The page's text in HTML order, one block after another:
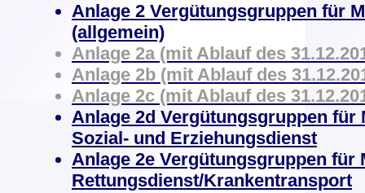
Anlage 2 Vergütungsgruppen für
(allgemein)
Anlage 2a (mit Ablauf des
Anlage 2b (mit Ablauf des
Anlage 2c (mit Ablauf des
Anlage 2d Vergütungsgruppen für
Sozial- und Erziehungsdienst
Anlage 2e Vergütungsgruppen für
Rettungsdienst/Krankentransport